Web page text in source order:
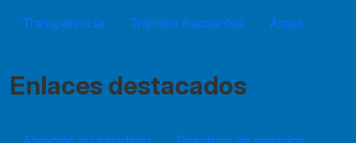
Transparencia
Trámites frecuentes Áreas
Enlaces destacados